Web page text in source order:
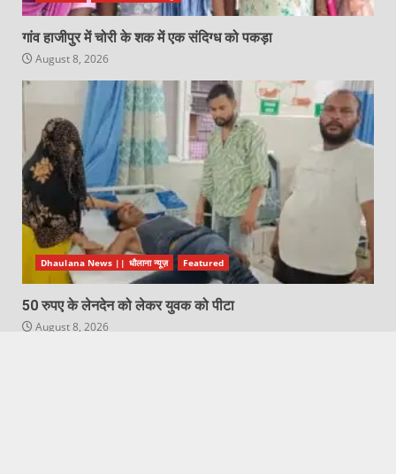
गांव हाजीपुर में चोरी के शक में एक संदिग्ध को पकड़ा
August 8, 2026
Dhaulana News || धौलाना न्यूज़ Featured
50 रुपए के लेनदेन को लेकर युवक को पीटा
August 8, 2026